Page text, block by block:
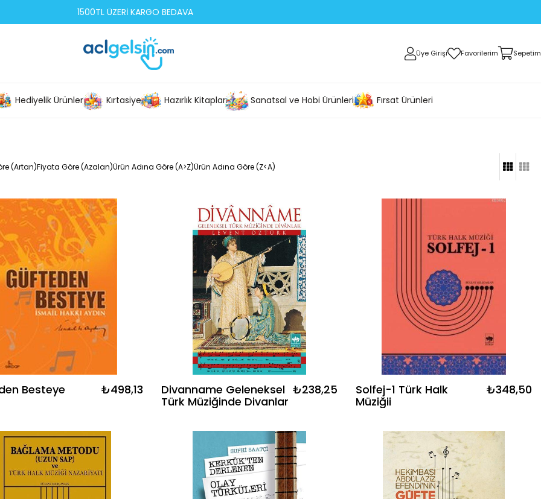
1500TL ÜZERİ KARGO BEDAVA
Üye Girişi Favorilerim Sepetim
Hediyelik Ürünler Kırtasiye Hazırlık Kitapları Sanatsal ve Hobi Ürünleri Fırsat Ürünleri
(Artan)Fiyata Göre (Azalan)Ürün Adına Göre (A>Z)Ürün Adına Göre (Z<A)
Besteye ₺498,13
Divanname Geleneksel
Türk Müziğinde Divanlar
₺238,25
Solfej-1 Türk Halk
Müziğii
₺348,50